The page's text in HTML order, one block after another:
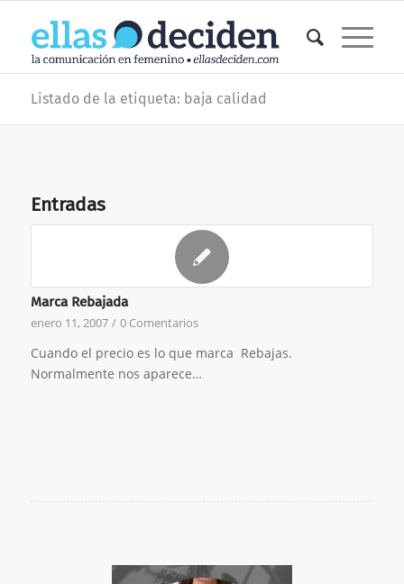
Listado de la etiqueta: baja calidad
Entradas
Marca Rebajada
enero 11, 2007 / 0 Comentarios
Cuando el precio es lo que marca Rebajas.
Normalmente nos aparece…